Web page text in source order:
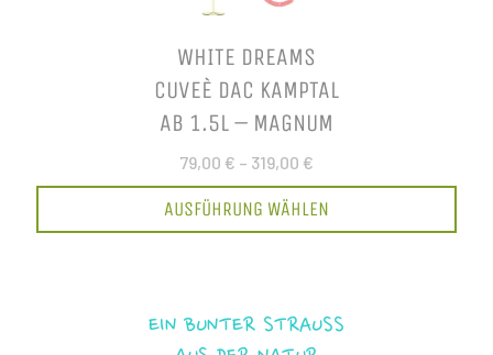
WHITE DREAMS
CUVEÈ DAC KAMPTAL
AB 1.5L – MAGNUM
79,00 € – 319,00 €
AUSFÜHRUNG WÄHLEN
EIN BUNTER STRAUSS